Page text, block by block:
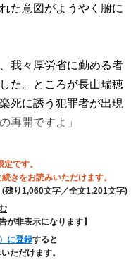
た意図がようやく腑に
我々厚労省に勤める者
た。ところが長山瑞穂
死に誘う犯罪者が出現
再開ですよ」
です。
きをお読みいただけます。
(残り1,060文字／全文1,201文字)
が非表示になります】
に登録すると
ただけます。